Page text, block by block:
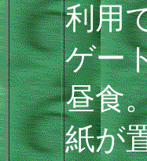
利用
ゲー
昼食
紙が